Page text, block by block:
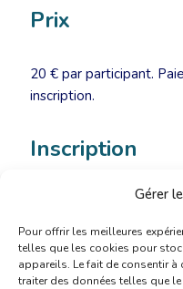
Gérer
Pour offrir les meilleures
telles que les cookies pour
appareils. Le fait de consentir
traiter des données telles que
Prix
20 € par participant.
inscription.
Inscription
pour vous